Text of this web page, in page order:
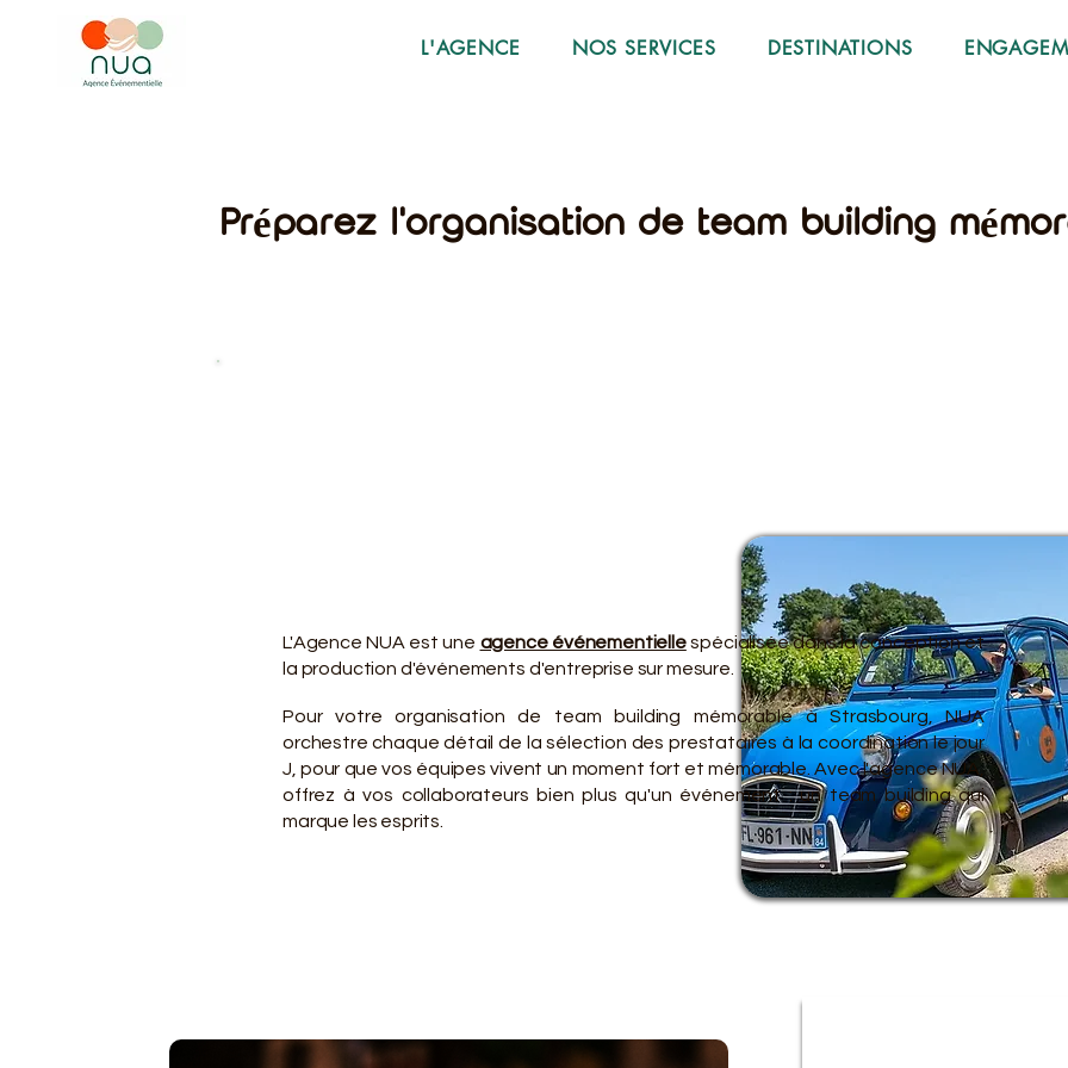
L'AGENCE NOS SERVICES DESTINATIONS
Préparez l'organisation de team building
VOTRE
VOTRE
L'Agence NUA est une agence événementielle spécialisée dans la conception et
la production d'événements d'entreprise sur mesure.
Pour votre organisation de team building mémorable à Strasbourg, NUA
orchestre chaque détail de la sélection des prestataires à la coordination le jour
J, pour que vos équipes vivent un moment fort et mémorable. Avec l'agence NUA,
offrez à vos collaborateurs bien plus qu'un événement : un team building qui
marque les esprits.